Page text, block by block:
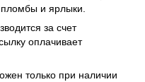
пломбы и ярлыки.
за счет
оплачивает
только при наличии